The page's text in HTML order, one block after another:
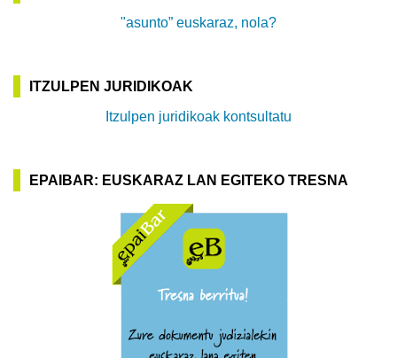
"asunto” euskaraz, nola?
ITZULPEN JURIDIKOAK
Itzulpen juridikoak kontsultatu
EPAIBAR: EUSKARAZ LAN EGITEKO TRESNA